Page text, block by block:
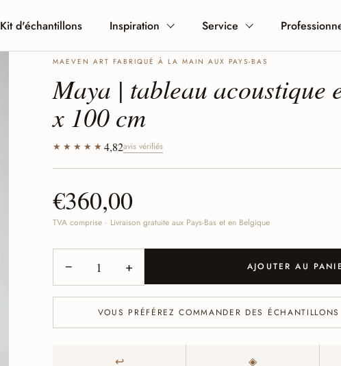
Kit d'échantillons Inspiration Service
MAEVEN ART FABRIQUÉ À LA MAIN AUX PAYS-BAS
Maya | tableau acoustique
x 100 cm
★★★★★ 4,82avis vérifiés
€360,00
TVA comprise · Livraison gratuite aux Pays-Bas et en Belgique
− + AJOUTER AU
VOUS PRÉFÉREZ COMMANDER DES
↩ ◈